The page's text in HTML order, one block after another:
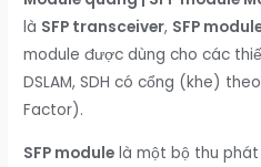
là SFP transceiver, SFP
module được dùng cho các
DSLAM, SDH có cổng (khe)
Factor).
SFP module là một bộ thu